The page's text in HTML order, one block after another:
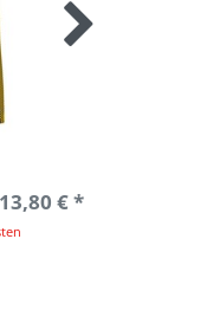
€ *